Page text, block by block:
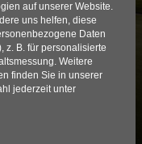
auf unserer Website.
uns helfen, diese
Daten
z. B. für personalisierte
Weitere
finden Sie in unserer
jederzeit unter
für die eine